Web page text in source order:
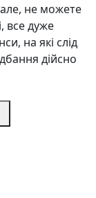
але, не можете
все дуже
на які слід
дійсно